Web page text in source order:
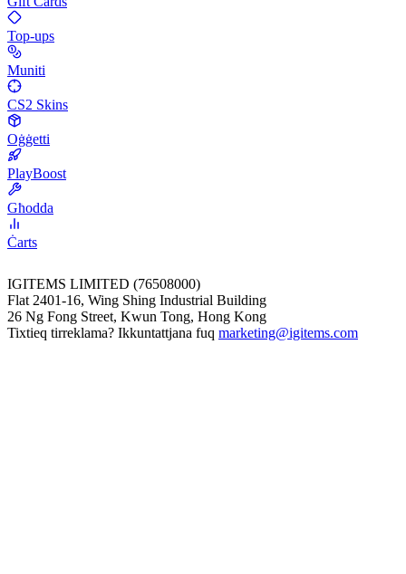
Top-ups
Muniti
CS2 Skins
Oġġetti
PlayBoost
Għodda
Ċarts
IGITEMS LIMITED (76508000)
Flat 2401-16, Wing Shing Industrial Building
26 Ng Fong Street, Kwun Tong, Hong Kong
Tixtieq tirreklama? Ikkuntattjana fuq marketing@igitems.com